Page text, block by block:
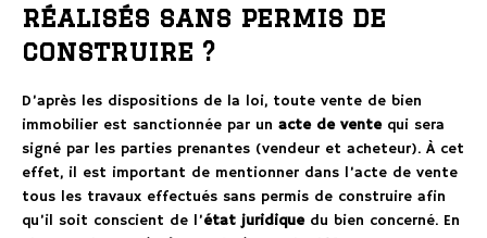
réalisés sans permis de
construire ?
D’après les dispositions de la loi, toute vente de bien
immobilier est sanctionnée par un acte de ventequi sera
signé par les parties prenantes (vendeur et acheteur). À cet
effet, il est important de mentionner dans l’acte de vente
tous les travaux effectués sans permis de construire afin
qu’il soit conscient de l’état juridique du bien concerné. En